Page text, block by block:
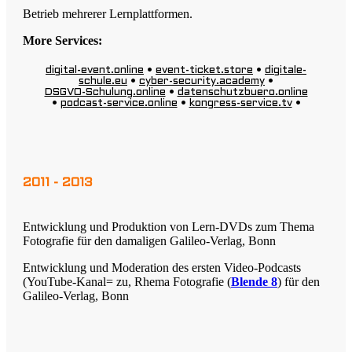
Betrieb mehrerer Lernplattformen.
More Services:
digital-event.online • event-ticket.store • digitale-
schule.eu • cyber-security.academy •
DSGVO-Schulung.online • datenschutzbuero.online
• podcast-service.online • kongress-service.tv•
2011 - 2013
Entwicklung und Produktion von Lern-DVDs zum Thema
Fotografie für den damaligen Galileo-Verlag, Bonn
Entwicklung und Moderation des ersten Video-Podcasts
(YouTube-Kanal= zu, Rhema Fotografie (Blende 8) für den
Galileo-Verlag, Bonn